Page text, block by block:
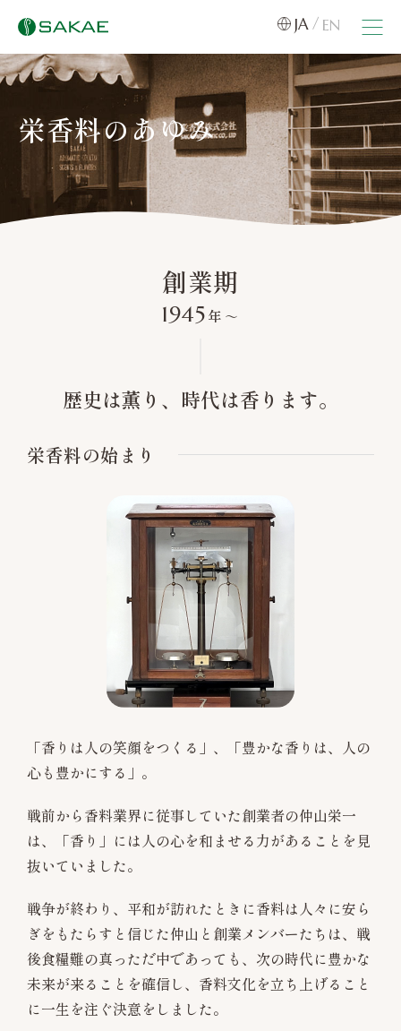
栄香料のあゆみ
創業期
1945年 〜
歴史は薫り、時代は香ります。
栄香料の始まり
「香りは人の笑顔をつくる」、「豊かな香りは、人の
心も豊かにする」。
戦前から香料業界に従事していた創業者の仲山栄一
は、「香り」には人の心を和ませる力があることを見
抜いていました。
戦争が終わり、平和が訪れたときに香料は人々に安ら
ぎをもたらすと信じた仲山と創業メンバーたちは、戦
後食糧難の真っただ中であっても、次の時代に豊かな
未来が来ることを確信し、香料文化を立ち上げること
に一生を注ぐ決意をしました。
EN
JA